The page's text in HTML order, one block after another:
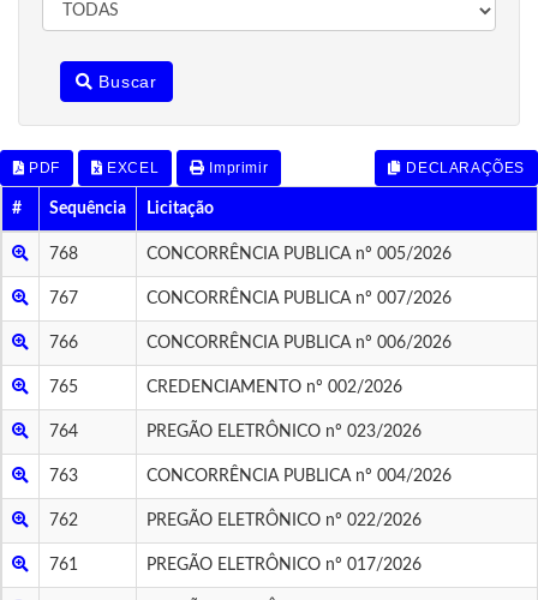
Buscar
PDF EXCEL Imprimir DECLARAÇÕES
# Sequência Licitação
768 CONCORRÊNCIA PUBLICA nº 005/2026
767 CONCORRÊNCIA PUBLICA nº 007/2026
766 CONCORRÊNCIA PUBLICA nº 006/2026
765 CREDENCIAMENTO nº 002/2026
764 PREGÃO ELETRÔNICO nº 023/2026
763 CONCORRÊNCIA PUBLICA nº 004/2026
762 PREGÃO ELETRÔNICO nº 022/2026
761 PREGÃO ELETRÔNICO nº 017/2026